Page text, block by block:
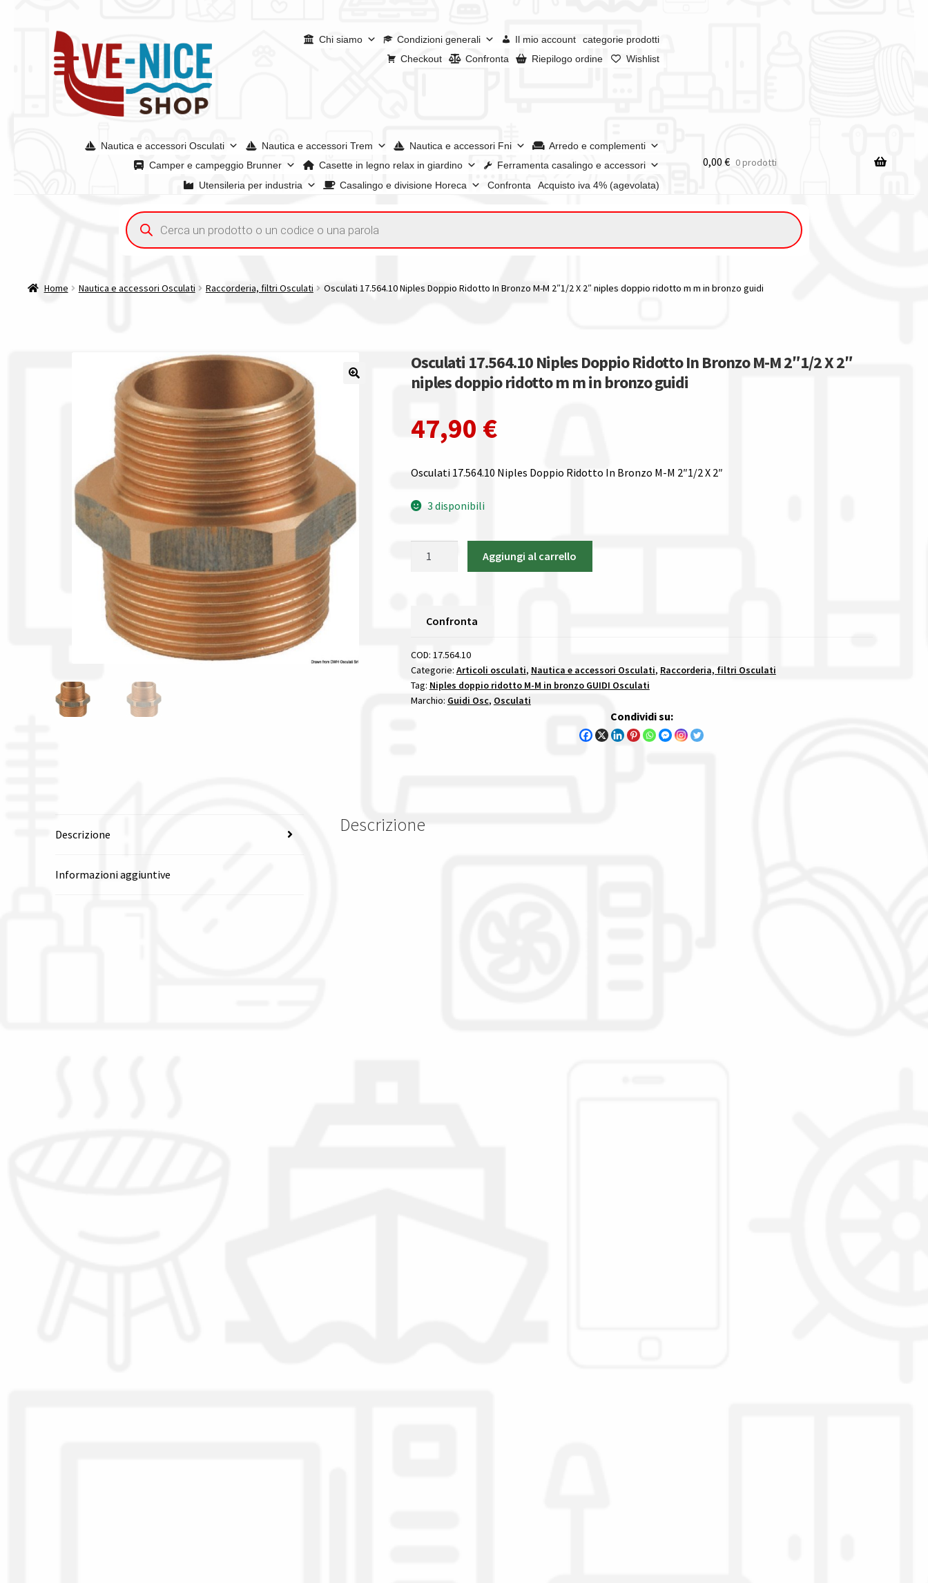
alla
navigazione
contenuto
Chi siamo Condizioni generali Il mio account
categorie prodotti
Checkout
Confronta Riepilogo ordine Wishlist
Nautica e accessori Osculati Nautica e accessori Trem Nautica e accessori Fni
Arredo e complementi
Camper e campeggio Brunner
Casette in legno relax in giardino
Ferramenta casalingo e accessori
Utensileria per industria
Casalingo e divisione Horeca Confronta Acquisto iva 4% (agevolata)
Acquisto iva 4% (agevolata)Chi siamoCondizioni generaliConfrontaConfrontaI nostri negoziRiepilogo ordine
Spedizioni in europaSpedizioni in italiaTutte le categorie dei prodottiWishlistCheckoutIl mio account
0,00 € 0 prodotti
Ricerca
prodotti
Home Nautica e accessori Osculati Raccorderia, filtri Osculati Osculati 17.564.10 Niples Doppio Ridotto In Bronzo M-M 2″1/2 X 2″ niples doppio ridotto m m in bronzo guidi
Osculati 17.564.10 Niples Doppio Ridotto In Bronzo M-M 2″1/2 X 2″
niples doppio ridotto m m in bronzo guidi
47,90 €
Osculati 17.564.10 Niples Doppio Ridotto In Bronzo M-M 2″1/2 X 2″
3 disponibili
Ridotto
Bronzo
M-
M
2"1/2
m
Aggiungi al carrello
Confronta
COD: 17.564.10
Categorie: Articoli osculati, Nautica e accessori Osculati, Raccorderia, filtri Osculati
Tag: Niples doppio ridotto M-M in bronzo GUIDI Osculati
Marchio: Guidi Osc, Osculati
Condividi su:
Descrizione
Informazioni aggiuntive
Descrizione